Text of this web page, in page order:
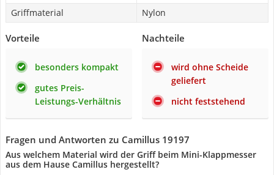
Griffmaterial
Nylon
Vorteile
besonders kompakt
gutes Preis-
Leistungs-Verhältnis
Nachteile
wird ohne Scheide
geliefert
nicht feststehend
Fragen und Antworten zu Camillus 19197
Aus welchem Material wird der Griff beim Mini-Klappmesser
aus dem Hause Camillus hergestellt?